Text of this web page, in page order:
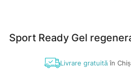
Sport Ready Gel
Livrare gratuităîn